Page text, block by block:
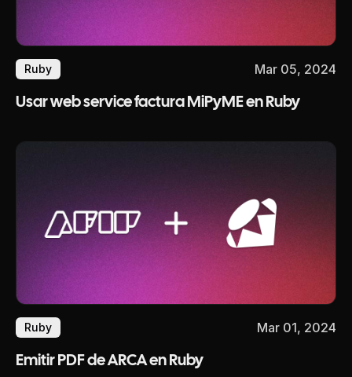
Ruby Mar 05, 2024
Usar web service factura MiPyME en Ruby
Ruby Mar 01, 2024
Emitir PDF de ARCA en Ruby